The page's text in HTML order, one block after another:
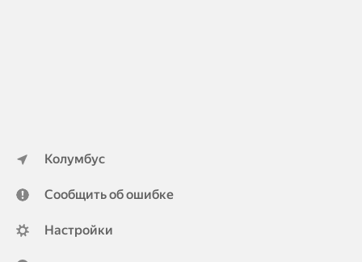
Колумбус
Сообщить об ошибке
Настройки